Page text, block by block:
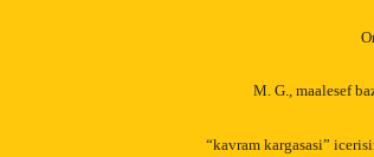
M. G., maalesef
“kavram kargasasi”